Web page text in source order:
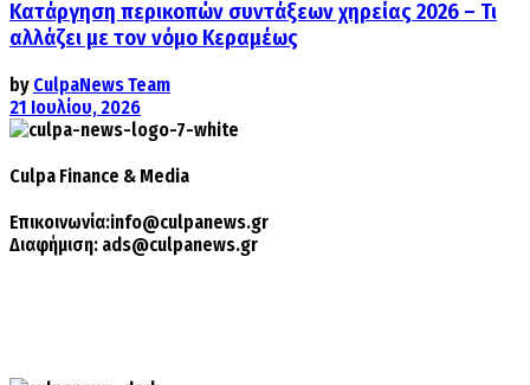
Κατάργηση περικοπών συντάξεων χηρείας 2026 – Τι
αλλάζει με τον νόμο Κεραμέως
by CulpaNews Team
21 Ιουλίου, 2026
Culpa Finance & Media
Επικοινωνία:info@culpanews.gr
Διαφήμιση: ads@culpanews.gr